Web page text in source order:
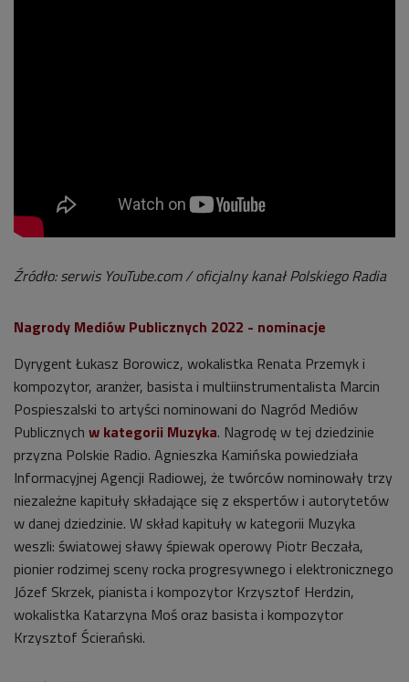
Źródło: serwis YouTube.com / oficjalny kanał Polskiego Radia
Nagrody Mediów Publicznych 2022 - nominacje
Dyrygent Łukasz Borowicz, wokalistka Renata Przemyk i
kompozytor, aranżer, basista i multiinstrumentalista Marcin
Pospieszalski to artyści nominowani do Nagród Mediów
Publicznych w kategorii Muzyka. Nagrodę w tej dziedzinie
przyzna Polskie Radio. Agnieszka Kamińska powiedziała
Informacyjnej Agencji Radiowej, że twórców nominowały trzy
niezależne kapituły składające się z ekspertów i autorytetów
w danej dziedzinie. W skład kapituły w kategorii Muzyka
weszli: światowej sławy śpiewak operowy Piotr Beczała,
pionier rodzimej sceny rocka progresywnego i elektronicznego
Józef Skrzek, pianista i kompozytor Krzysztof Herdzin,
wokalistka Katarzyna Moś oraz basista i kompozytor
Krzysztof Ścierański.